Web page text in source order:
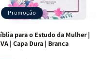
Promoção
para o Estudo da Mulher |
| Capa Dura | Branca